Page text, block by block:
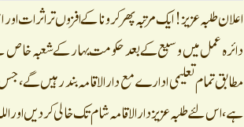
اعلان طلبہ عزیز! ایک مرتبہ پھر کرونا کے افزوں تر
ہے،اس لئے طلبہ عزیز دار الاقامہ شام تک خالی کر دیں